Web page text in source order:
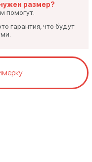
размер?
помогут.
гарантия, что будут